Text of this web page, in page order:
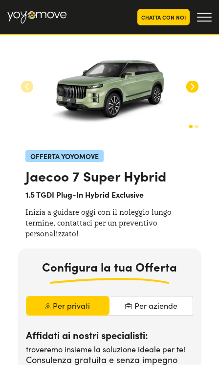
CHATTA CON NOI
Aziende e P.IVA
OFFERTE NOLEGGIO
AUTO USATE
CHI SIAMO
Lavora con noi
PERCHÉ CONVIENE
SCEGLI UN PAESE
Serve assistenza?
OFFERTA YOYOMOVE
Jaecoo 7 Super Hybrid
1.5 TGDI Plug-In Hybrid Exclusive
Inizia a guidare oggi con il noleggio lungo
termine, contattaci per un preventivo
personalizzato!
Configura la tua Offerta
Per privati Per aziende
Affidati ai nostri specialisti:
troveremo insieme la soluzione ideale per te!
Consulenza gratuita e senza impegno